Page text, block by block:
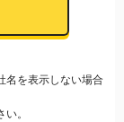
名を表示しない場合
。